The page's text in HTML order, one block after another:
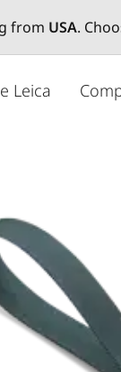
from USA.
Leica